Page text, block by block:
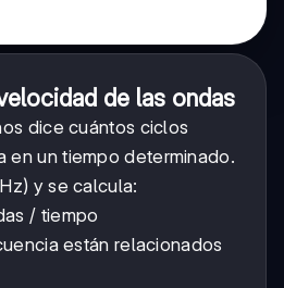
de las ondas
dice cuántos ciclos
en un tiempo determinado.
y se calcula:
/ tiempo
están relacionados